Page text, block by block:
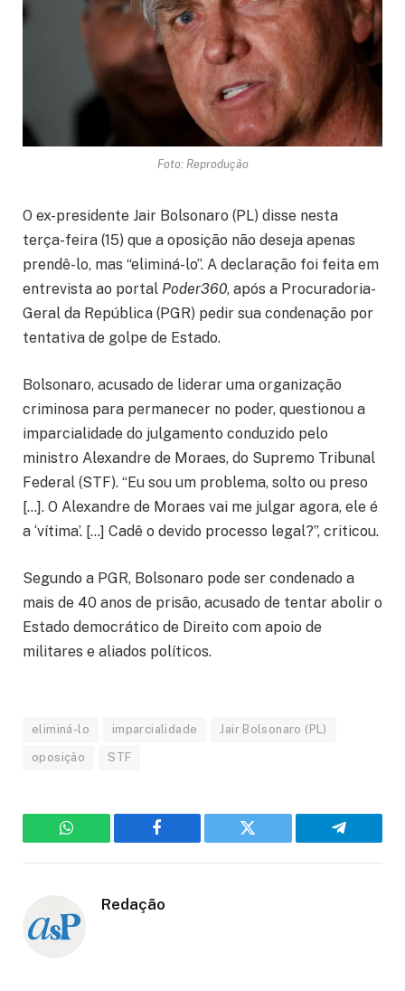
Foto: Reprodução
O ex-presidente Jair Bolsonaro (PL) disse nesta
terça-feira (15) que a oposição não deseja apenas
prendê-lo, mas “eliminá-lo”. A declaração foi feita em
entrevista ao portal Poder360, após a Procuradoria-
Geral da República (PGR) pedir sua condenação por
tentativa de golpe de Estado.
Bolsonaro, acusado de liderar uma organização
criminosa para permanecer no poder, questionou a
imparcialidade do julgamento conduzido pelo
ministro Alexandre de Moraes, do Supremo Tribunal
Federal (STF). “Eu sou um problema, solto ou preso
[…]. O Alexandre de Moraes vai me julgar agora, ele é
a ‘vítima’. […] Cadê o devido processo legal?”, criticou.
Segundo a PGR, Bolsonaro pode ser condenado a
mais de 40 anos de prisão, acusado de tentar abolir o
Estado democrático de Direito com apoio de
militares e aliados políticos.
eliminá-lo imparcialidade Jair Bolsonaro (PL)
oposição STF
WhatsApp Facebook Twitter Telegram
Redação